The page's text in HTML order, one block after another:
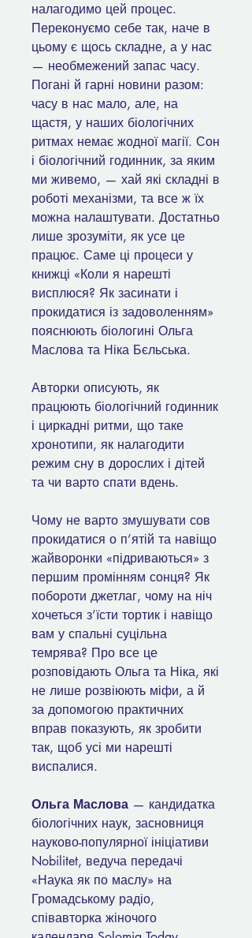
налагодимо цей процес.
Переконуємо себе так, наче в
цьому є щось складне, а у нас
— необмежений запас часу.
Погані й гарні новини разом:
часу в нас мало, але, на
щастя, у наших біологічних
ритмах немає жодної магії. Сон
і біологічний годинник, за яким
ми живемо, — хай які складні в
роботі механізми, та все ж їх
можна налаштувати. Достатньо
лише зрозуміти, як усе це
працює. Саме ці процеси у
книжці «Коли я нарешті
висплюся? Як засинати і
прокидатися із задоволенням»
пояснюють біологині Ольга
Маслова та Ніка Бєльська.
Авторки описують, як
працюють біологічний годинник
і цир­кадні ритми, що таке
хронотипи, як налагодити
режим сну в дорослих і дітей
та чи варто спати вдень.
Чому не варто змушувати сов
прокидатися о п’ятій та навіщо
жайворонки «підриваються» з
першим промінням сонця? Як
побороти джетлаг, чому на ніч
хочеться з’їсти тортик і навіщо
вам у спальні суцільна
темрява? Про все це
розповідають Ольга та Ніка, які
не лише розвіюють міфи, а й
за допомогою практичних
вправ показують, як зробити
так, щоб усі ми нарешті
виспалися.
Ольга Маслова — кандидатка
біологічних наук, засновниця
науково-популярної ініціативи
Nobilitet, ведуча передачі
«Наука як по маслу» на
Громадському радіо,
співавторка жіночого